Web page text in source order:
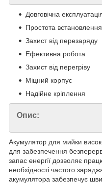
Довговічна
Простота встановлення
Захист від перезаряду
Ефективна робота
Захист від перегріву
Міцний корпус
Надійне кріплення
Опис:
Акумулятор для мийки
для забезпечення
запас енергії дозволяє
необхідності частого
акумулятора забезпечує